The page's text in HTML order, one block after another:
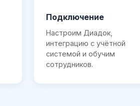
Подключение
Настроим Диадок,
интеграцию с учётной
системой и обучим
сотрудников.